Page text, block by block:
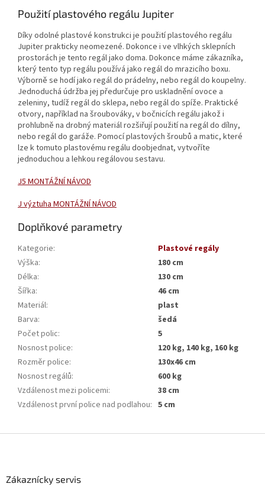
Použití plastového regálu Jupiter
Díky odolné plastové konstrukci je použití plastového regálu
Jupiter prakticky neomezené. Dokonce i ve vlhkých sklepních
prostorách je tento regál jako doma. Dokonce máme zákazníka,
který tento typ regálu používá jako regál do mrazicího boxu.
Výborně se hodí jako regál do prádelny, nebo regál do koupelny.
Jednoduchá údržba jej předurčuje pro uskladnění ovoce a
zeleniny, tudíž regál do sklepa, nebo regál do spíže. Praktické
otvory, například na šroubováky, v bočnicích regálu jakož i
prohlubně na drobný materiál rozšiřují použití na regál do dílny,
nebo regál do garáže. Pomocí plastových šroubů a matic, které
lze k tomuto plastovému regálu doobjednat, vytvoříte
jednoduchou a lehkou regálovou sestavu.
J5 MONTÁŽNÍ NÁVOD
J výztuha MONTÁŽNÍ NÁVOD
Doplňkové parametry
Kategorie:
Plastové regály
Výška:
180 cm
Délka:
130 cm
Šířka:
46 cm
Materiál:
plast
Barva:
šedá
Počet polic:
5
Nosnost police:
120 kg, 140 kg, 160 kg
Rozměr police:
130x46 cm
Nosnost regálů:
600 kg
Vzdálenost mezi policemi:
38 cm
Vzdálenost první police nad podlahou: 5 cm
Zákaznícky servis